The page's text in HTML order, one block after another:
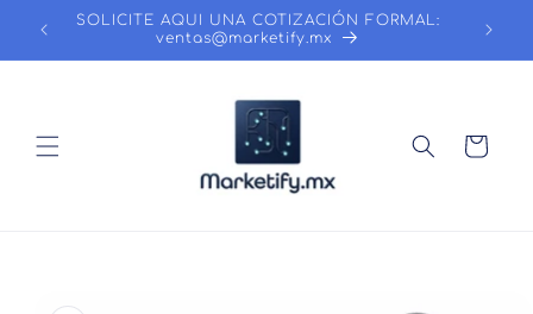
directamenteSOLICITE AQUI UNA COTIZACIÓN FORMAL:
ventas@marketify.mx
Carrito